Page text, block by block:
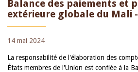
Balance des paiements et
extérieure globale du Mali -
14 mai 2024
La responsabilité de l'élaboration des
États membres de l'Union est confiée à la